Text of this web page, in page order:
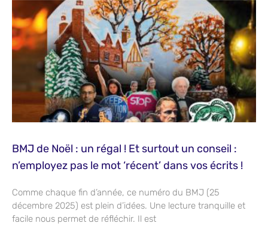
BMJ de Noël : un régal ! Et surtout un conseil :
n’employez pas le mot ‘récent’ dans vos écrits !
Comme chaque fin d’année, ce numéro du BMJ (25
décembre 2025) est plein d’idées. Une lecture tranquille et
facile nous permet de réfléchir. Il est